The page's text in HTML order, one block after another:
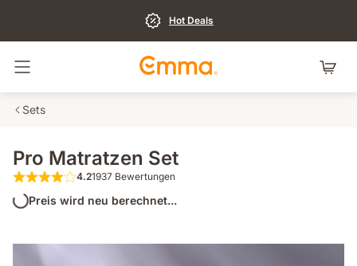
Hot Deals
Navigation umschalten
Sets
Pro Matratzen Set
4.2 von 5 Sternen 1937 Bewertungen
4.21937 Bewertungen
Preis wird neu berechnet...